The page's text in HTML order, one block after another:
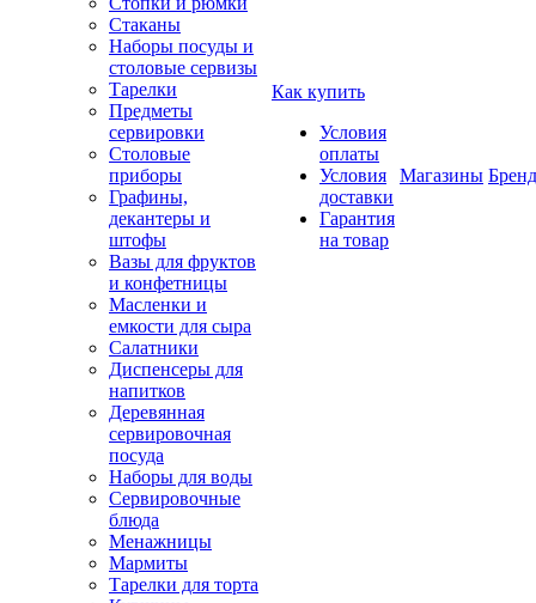
Стаканы
Наборы посуды и
столовые сервизы
Тарелки
Предметы
сервировки
Столовые
приборы
Графины,
декантеры и
штофы
Вазы для фруктов
и конфетницы
Масленки и
емкости для сыра
Салатники
Диспенсеры для
напитков
Деревянная
сервировочная
посуда
Наборы для воды
Сервировочные
блюда
Менажницы
Мармиты
Тарелки для торта
Как купить
Условия
оплаты
Условия
доставки
Гарантия
на товар
Магазины